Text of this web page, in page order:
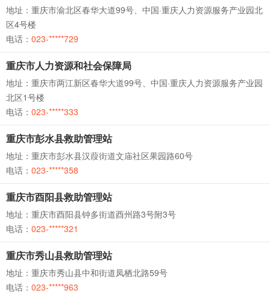
地址：重庆市渝北区春华大道99号、中国·重庆人力资源服务产业园北
区4号楼
电话： 023-*****729
重庆市人力资源和社会保障局
地址：重庆市两江新区春华大道99号、中国·重庆人力资源服务产业园
北区1号楼
电话： 023-*****333
重庆市彭水县救助管理站
地址：重庆市彭水县汉葭街道文庙社区果园路60号
电话： 023-*****358
重庆市酉阳县救助管理站
地址：重庆市酉阳县钟多街道酉州路3号附3号
电话： 023-*****321
重庆市秀山县救助管理站
地址：重庆市秀山县中和街道凤栖北路59号
电话： 023-*****963